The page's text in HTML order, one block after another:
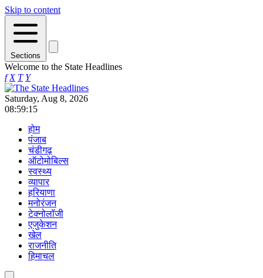
Skip to content
Sections
Welcome to the State Headlines
f X T Y
Saturday, Aug 8, 2026
08:59:15
होम
पंजाब
चंडीगढ़
ऑटोमोबिल्स
स्वस्थ्य
व्यापार
हरियाणा
मनोरंजन
टेक्नोलॉजी
एजुकेशन
खेल
राजनीति
हिमाचल